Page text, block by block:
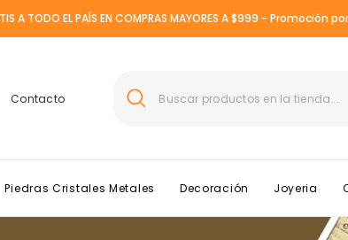
A TODO EL PAÍS EN COMPRAS MAYORES A $999 -
Contacto
Piedras Cristales Metales Decoración Joyeria